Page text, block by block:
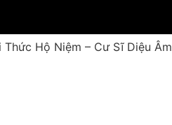
Hộ Niệm – Cư Sĩ Diệu Âm